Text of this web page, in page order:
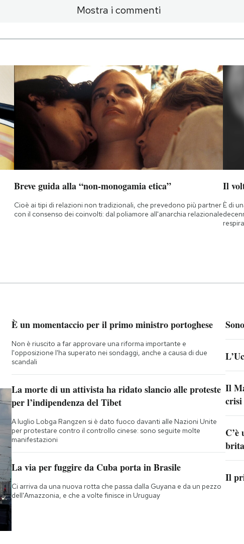
Mostra i commenti
Breve guida alla “non-monogamia etica”
Cioè ai tipi di relazioni non tradizionali, che prevedono più partner
con il consenso dei coinvolti: dal poliamore all'anarchia relazionale
Il
È di
È un momentaccio per il primo ministro portoghese
Non è riuscito a far approvare una riforma importante e
l'opposizione l'ha superato nei sondaggi, anche a causa di due
scandali
La morte di un attivista ha ridato slancio alle proteste
per l’indipendenza del Tibet
A luglio Lobga Rangzen si è dato fuoco davanti alle Nazioni Unite
per protestare contro il controllo cinese: sono seguite molte
manifestazioni
La via per fuggire da Cuba porta in Brasile
Ci arriva da una nuova rotta che passa dalla Guyana e da un pezzo
dell'Amazzonia, e che a volte finisce in Uruguay
Il
Il